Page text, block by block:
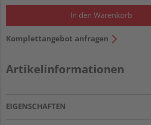
In den Warenkorb
Komplettangebot anfragen
Artikelinformationen
EIGENSCHAFTEN